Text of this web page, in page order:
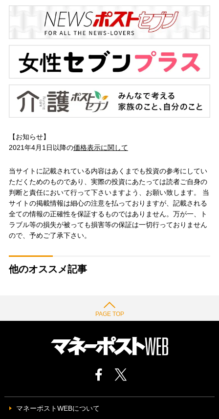
【お知らせ】
2021年4月1日以降の価格表示に関して
当サイトに記載されている内容はあくまでも投資の参考にしてい
ただくためのものであり、実際の投資にあたっては読者ご自身の
判断と責任において行って下さいますよう、お願い致します。 当
サイトの掲載情報は細心の注意を払っておりますが、記載される
全ての情報の正確性を保証するものではありません。万が一、ト
ラブル等の損失が被っても損害等の保証は一切行っておりません
ので、予めご了承下さい。
他のオススメ記事
PAGE TOP
マネーポストWEBについて